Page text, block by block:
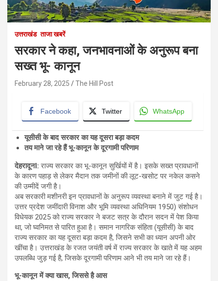
उत्तराखंड ताजा खबरें
सरकार ने कहा, जनभावनाओं के अनुरूप बना
सख्त भू- कानून
February 28, 2025 The Hill Post
Facebook Twitter WhatsApp
यूसीसी के बाद सरकार का यह दूसरा बड़ा कदम
तय माने जा रहे हैं भू-कानून के दूरगामी परिणाम
देहरादूनl: राज्य सरकार का भू-कानून सुर्खियों में है। इसके सख्त प्रावधानों
के कारण पहाड़ से लेकर मैदान तक जमीनों की लूट-खसोट पर नकेल कसने
की उम्मीदें जगी है।
अब सरकारी मशीनरी इन प्रावधानों के अनुरूप व्यवस्था बनाने में जुट गई है।
उत्तर प्रदेश जमींदारी विनाश और भूमि व्यवस्था अधिनियम 1950) संशोधन
विधेयक 2025 को राज्य सरकार ने बजट सत्र के दौरान सदन में पेश किया
था, जो घ्वनिमत से पारित हुआ है। समान नागरिक संहिता (यूसीसी) के बाद
राज्य सरकार का यह दूसरा बड़ा कदम है, जिसने सभी का ध्यान अपनी ओर
खींचा है। उत्तराखंड के रजत जयंती वर्ष में राज्य सरकार के खाते में यह अहम
उपलब्धि जुड़ गई है, जिसके दूरगामी परिणाम आने भी तय माने जा रहे हैं।
भू-कानून में क्या खास, जिससे है आस